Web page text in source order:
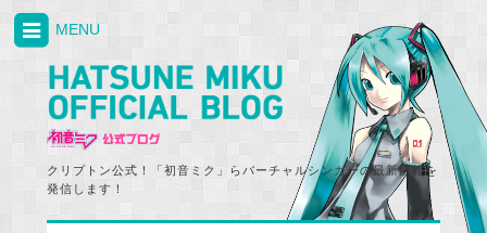
クリプトン公式！「初音ミク」らバーチャルシンガーの最新情報を
発信します！
MENU